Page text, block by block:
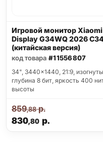
Игровой монитор
Display G34WQ 2026
(китайская версия)
код товара #11556807
34", 3440x1440, 21:9,
глубина 8 бит, яркость 400
высоты
830,80р.
859,88р.